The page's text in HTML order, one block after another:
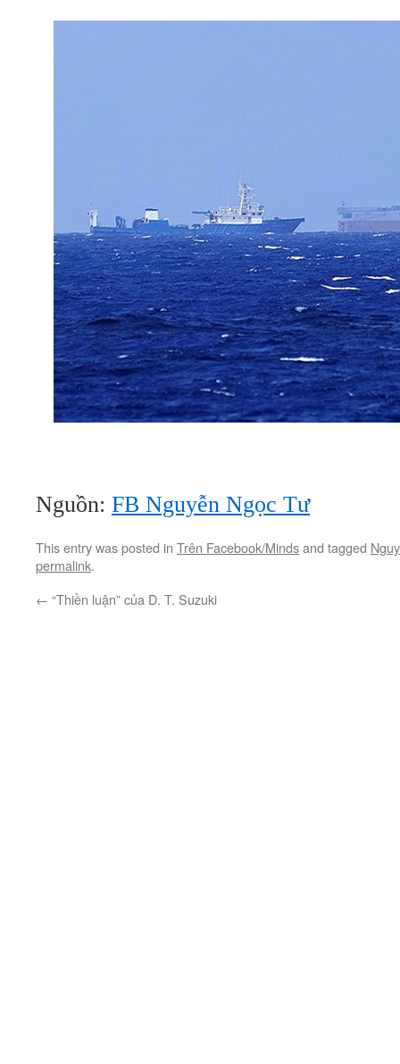
Nguồn: FB Nguyễn Ngọc Tư
This entry was posted in Trên Facebook/Mindsand tagged
permalink.
← “Thiền luận” của D. T. Suzuki